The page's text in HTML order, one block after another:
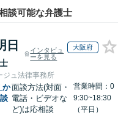
談可能な弁護士
日
インタビュ
ーを見る
大阪府
ジュ法律事務所
か面談方法(対面・
電話・ビデオな
ど)は応相談
営業時間：0
9:30~18:30
（平日）